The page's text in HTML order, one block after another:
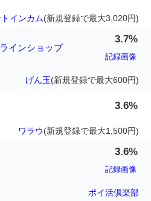
インカム(新規登録で最大3,020円)
インショップ
3.7%
記録画像
げん玉(新規登録で最大600円)
3.6%
ワラウ(新規登録で最大1,500円)
3.6%
記録画像
ポイ活倶楽部